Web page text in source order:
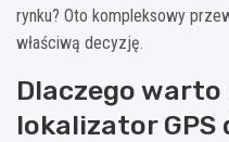
rynku? Oto kompleksowy
właściwą decyzję.
Dlaczego
lokalizator GPS